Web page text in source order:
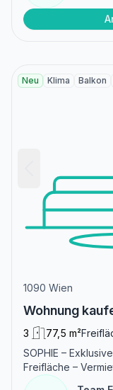
Neu Klima Balkon
1090 Wien
Wohnung
3 77,5 m²
SOPHIE –
Freifläche –